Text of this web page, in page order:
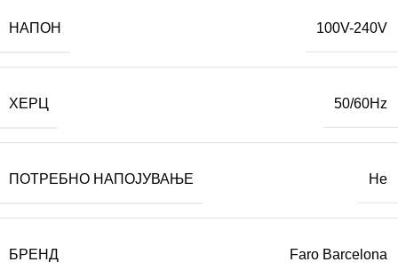
НАПОН 100V-240V
ХЕРЦ 50/60Hz
ПОТРЕБНО НАПОЈУВАЊЕ Не
БРЕНД Faro Barcelona